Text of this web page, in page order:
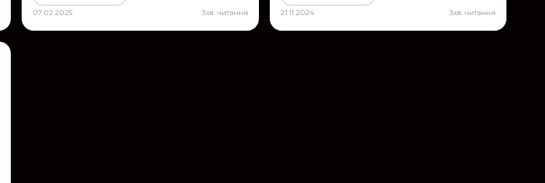
07.02.2025
3хв. читання
21.11.2024
3хв. читання